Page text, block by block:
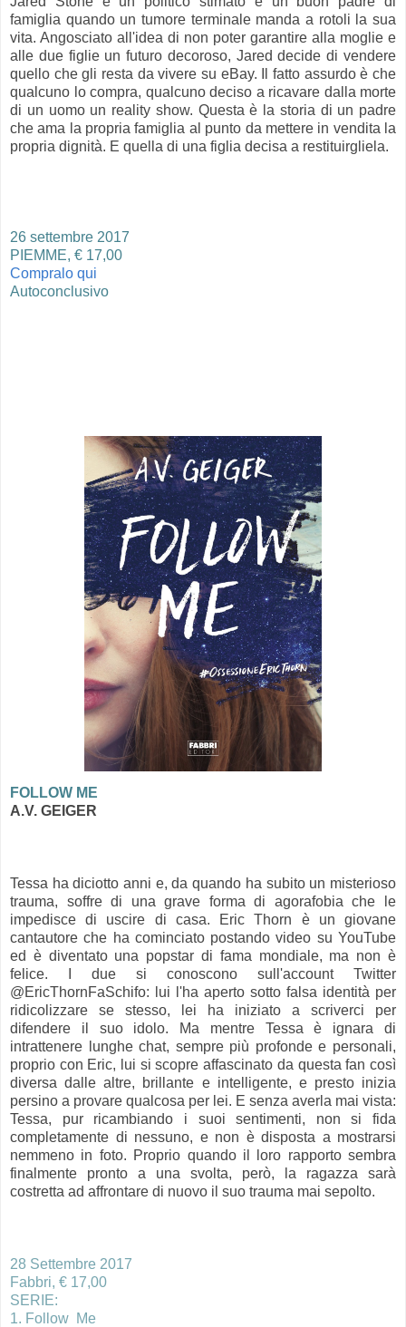
famiglia quando un tumore terminale manda a rotoli la sua
vita. Angosciato all'idea di non poter garantire alla moglie e
alle due figlie un futuro decoroso, Jared decide di vendere
quello che gli resta da vivere su eBay. Il fatto assurdo è che
qualcuno lo compra, qualcuno deciso a ricavare dalla morte
di un uomo un reality show. Questa è la storia di un padre
che ama la propria famiglia al punto da mettere in vendita la
propria dignità. E quella di una figlia decisa a restituirgliela.
26 settembre 2017
PIEMME, € 17,00
Compralo qui
Autoconclusivo
FOLLOW ME
A.V. GEIGER
Tessa ha diciotto anni e, da quando ha subito un misterioso
trauma, soffre di una grave forma di agorafobia che le
impedisce di uscire di casa. Eric Thorn è un giovane
cantautore che ha cominciato postando video su YouTube
ed è diventato una popstar di fama mondiale, ma non è
felice. I due si conoscono sull'account Twitter
@EricThornFaSchifo: lui l'ha aperto sotto falsa identità per
ridicolizzare se stesso, lei ha iniziato a scriverci per
difendere il suo idolo. Ma mentre Tessa è ignara di
intrattenere lunghe chat, sempre più profonde e personali,
proprio con Eric, lui si scopre affascinato da questa fan così
diversa dalle altre, brillante e intelligente, e presto inizia
persino a provare qualcosa per lei. E senza averla mai vista:
Tessa, pur ricambiando i suoi sentimenti, non si fida
completamente di nessuno, e non è disposta a mostrarsi
nemmeno in foto. Proprio quando il loro rapporto sembra
finalmente pronto a una svolta, però, la ragazza sarà
costretta ad affrontare di nuovo il suo trauma mai sepolto.
28 Settembre 2017
Fabbri, € 17,00
SERIE:
1. Follow Me